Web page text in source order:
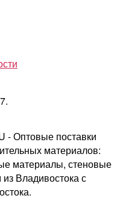
- Оптовые поставки
материалов:
материалы, стеновые
Владивостока с